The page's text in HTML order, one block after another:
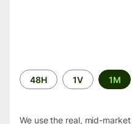
Time
period
48H 1V 1M
We use the real, mid-